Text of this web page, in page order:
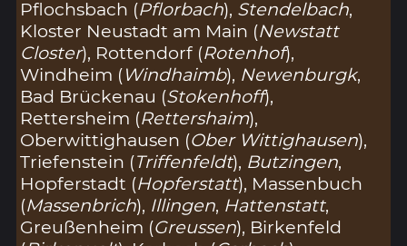
Pflochsbach (Pflorbach), Stendelbach,
Kloster Neustadt am Main (Newstatt
Closter), Rottendorf (Rotenhof),
Windheim (Windhaimb), Newenburgk,
Bad Brückenau (Stokenhoff),
Rettersheim (Rettershaim),
Oberwittighausen (Ober Wittighausen),
Triefenstein (Triffenfeldt), Butzingen,
Hopferstadt (Hopferstatt), Massenbuch
(Massenbrich), Illingen, Hattenstatt,
Greußenheim (Greussen), Birkenfeld